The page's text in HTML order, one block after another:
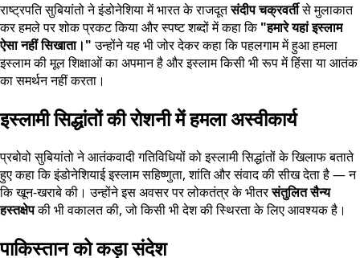
राष्ट्रपति सुबियांतो ने इंडोनेशिया में भारत के राजदूतसंदीप चक्रवर्तीसे मुलाकात
कर हमले पर शोक प्रकट किया और स्पष्ट शब्दों में कहा कि"हमारे यहां इस्लाम
ऐसा नहीं सिखाता।"उन्होंने यह भी जोर देकर कहा कि पहलगाम में हुआ हमला
इस्लाम की मूल शिक्षाओं का अपमान है और इस्लाम किसी भी रूप में हिंसा या आतंक
का समर्थन नहीं करता।
इस्लामी सिद्धांतों की रोशनी में हमला अस्वीकार्य
प्रबोवो सुबियांतो ने आतंकवादी गतिविधियों को इस्लामी सिद्धांतों के खिलाफ बताते
हुए कहा कि इंडोनेशियाई इस्लाम सहिष्णुता, शांति और संवाद की सीख देता है — न
कि खून-खराबे की। उन्होंने इस अवसर पर लोकतंत्र के भीतरसंतुलित सैन्य
हस्तक्षेपकी भी वकालत की, जो किसी भी देश की स्थिरता के लिए आवश्यक है।
पाकिस्तान को कड़ा संदेश